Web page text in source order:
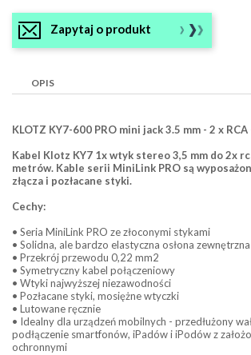
Zapytaj o produkt
OPIS
KLOTZ KY7-600 PRO mini jack 3.5 mm - 2 x RCA
Kabel Klotz KY7 1x wtyk stereo 3,5 mm do 2x
metrów. Kable serii MiniLink PRO są
złącza i pozłacane styki.
Cechy:
• Seria MiniLink PRO ze złoconymi stykami
• Solidna, ale bardzo elastyczna osłona zewnętrzna
• Przekrój przewodu 0,22 mm2
• Symetryczny kabel połączeniowy
• Wtyki najwyższej niezawodności
• Pozłacane styki, mosiężne wtyczki
• Lutowane ręcznie
• Idealny dla urządzeń mobilnych - przedłużony
podłączenie smartfonów, iPadów i iPodów z
ochronnymi